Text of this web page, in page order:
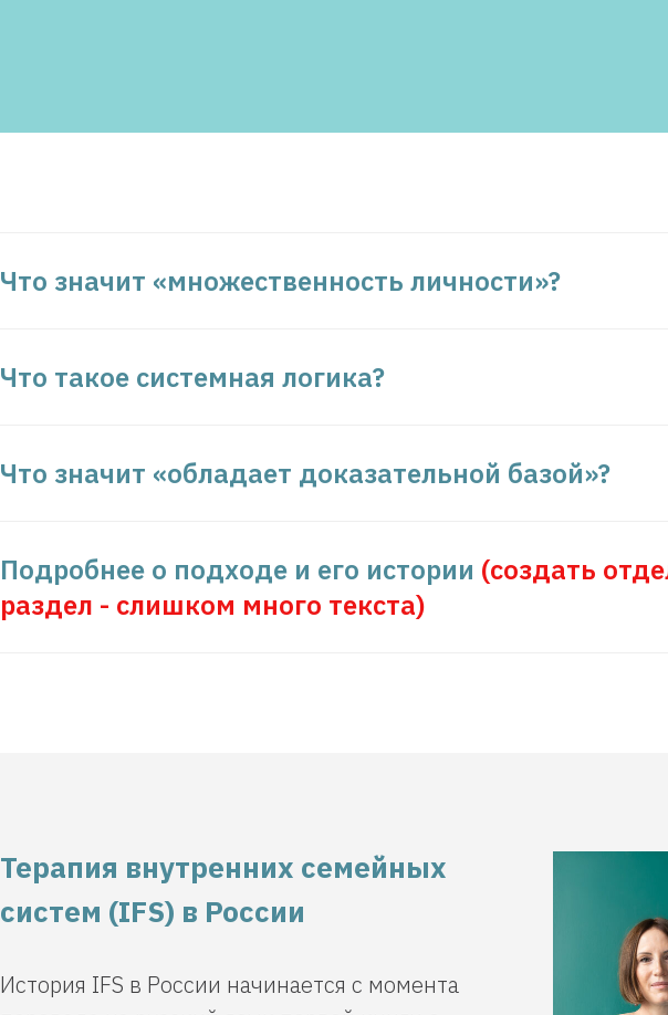
Что значит «множественность личности»?
Что такое системная логика?
Что значит «обладает доказательной базой»?
Подробнее о подходе и его истории (создать
раздел - слишком много текста)
Терапия внутренних семейных
систем (IFS) в России
История IFS в России начинается с момента